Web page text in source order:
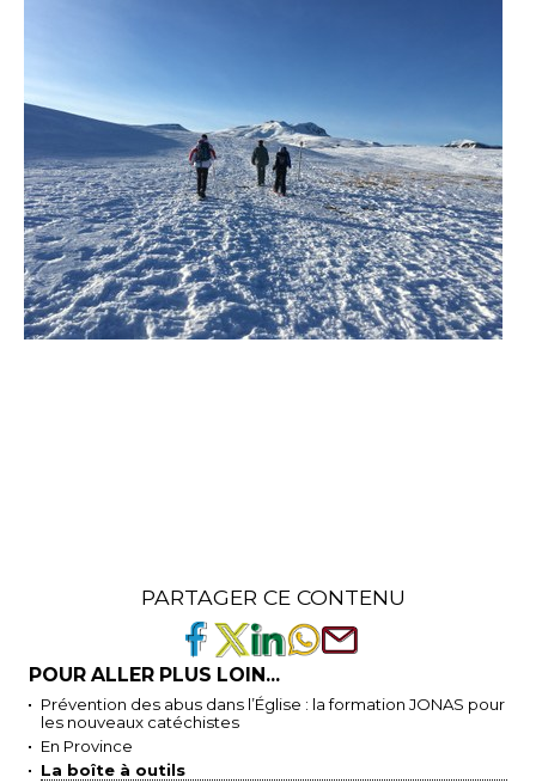
PARTAGER CE CONTENU
POUR ALLER PLUS LOIN...
Prévention des abus dans l’Église : la formation JONAS pour
les nouveaux catéchistes
En Province
La boîte à outils